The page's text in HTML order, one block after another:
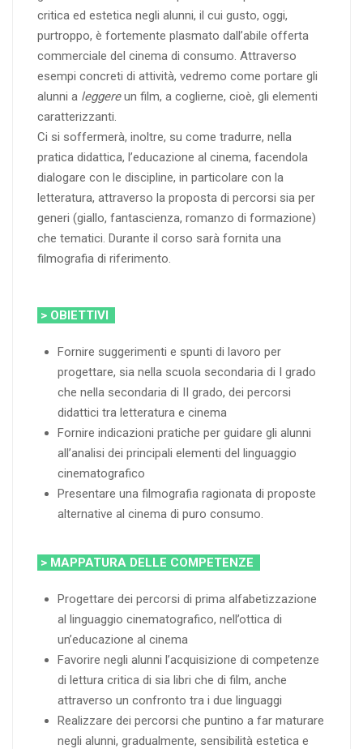
critica ed estetica negli alunni, il cui gusto, oggi,
purtroppo, è fortemente plasmato dall’abile offerta
commerciale del cinema di consumo. Attraverso
esempi concreti di attività, vedremo come portare gli
alunni a leggereun film, a coglierne, cioè, gli elementi
caratterizzanti.
Ci si soffermerà, inoltre, su come tradurre, nella
pratica didattica, l’educazione al cinema, facendola
dialogare con le discipline, in particolare con la
letteratura, attraverso la proposta di percorsi sia per
generi (giallo, fantascienza, romanzo di formazione)
che tematici. Durante il corso sarà fornita una
filmografia di riferimento.
> OBIETTIVI
Fornire suggerimenti e spunti di lavoro per
progettare, sia nella scuola secondaria di I grado
che nella secondaria di II grado, dei percorsi
didattici tra letteratura e cinema
Fornire indicazioni pratiche per guidare gli alunni
all’analisi dei principali elementi del linguaggio
cinematografico
Presentare una filmografia ragionata di proposte
alternative al cinema di puro consumo.
> MAPPATURA DELLE COMPETENZE
Progettare dei percorsi di prima alfabetizzazione
al linguaggio cinematografico, nell’ottica di
un’educazione al cinema
Favorire negli alunni l’acquisizione di competenze
di lettura critica di sia libri che di film, anche
attraverso un confronto tra i due linguaggi
Realizzare dei percorsi che puntino a far maturare
negli alunni, gradualmente, sensibilità estetica e